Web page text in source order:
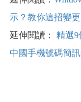
示？教你這招變更
延伸閱讀： 精選9
中國手機號碼簡